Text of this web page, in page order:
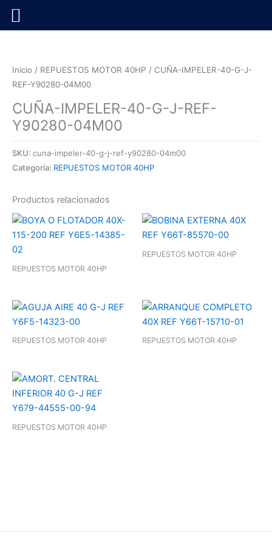
Inicio / REPUESTOS MOTOR 40HP / CUÑA-IMPELER-40-G-J-
REF-Y90280-04M00
CUÑA-IMPELER-40-G-J-REF-
Y90280-04M00
SKU: cuna-impeler-40-g-j-ref-y90280-04m00
Categoría: REPUESTOS MOTOR 40HP
Productos relacionados
REPUESTOS MOTOR 40HP
REPUESTOS MOTOR 40HP
REPUESTOS MOTOR 40HP REPUESTOS MOTOR 40HP
REPUESTOS MOTOR 40HP